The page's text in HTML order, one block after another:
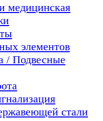
медицинская
элементов
/ Подвесные
стали